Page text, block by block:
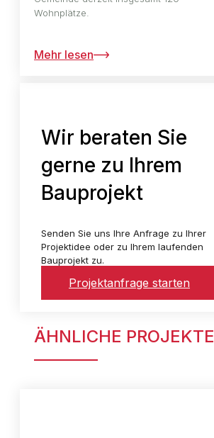
Wohnplätze.
Mehr lesen
Wir beraten Sie
gerne zu Ihrem
Bauprojekt
Senden Sie uns Ihre Anfrage zu Ihrer
Projektidee oder zu Ihrem laufenden
Bauprojekt zu.
Projektanfrage starten
ÄHNLICHE PROJEKTE